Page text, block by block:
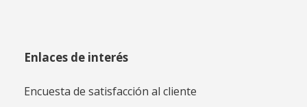
Enlaces de interés
Encuesta de satisfacción al cliente